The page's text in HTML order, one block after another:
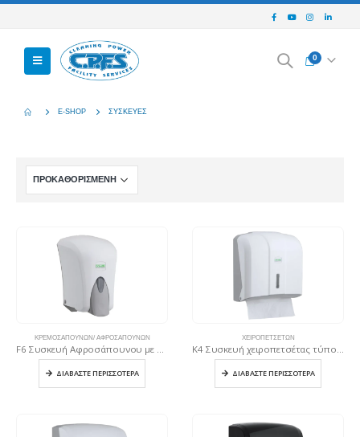
0
E-SHOP ΣΥΣΚΕΥΈΣ
ΚΡΕΜΟΣΑΠΟΥΝΩΝ/ ΑΦΡΟΣΑΠΟΥΝΩΝ
ΔΙΑΒΆΣΤΕ ΠΕΡΙΣΣΌΤΕΡΑ
ΧΕΙΡΟΠΕΤΣΈΤΩΝ
ΔΙΑΒΆΣΤΕ ΠΕΡΙΣΣΌΤΕΡΑ